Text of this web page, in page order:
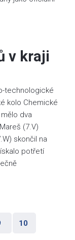
v kraji
technologické
kolo Chemické
dva
(7.V)
skončil na
potřetí
10